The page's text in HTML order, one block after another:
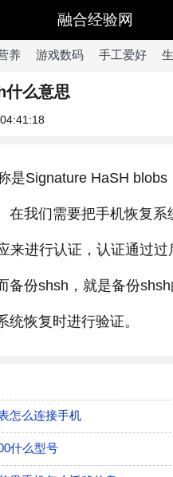
融合经验网
养 游戏数码 手工爱好
什么意思
是Signature HaSH blobs
在我们需要把手机恢复系
来进行认证，认证通过
备份shsh，就是备份
统恢复时进行验证。
怎么连接手机
什么型号